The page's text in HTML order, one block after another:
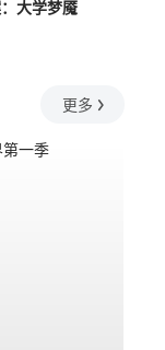
大学梦魇
更多